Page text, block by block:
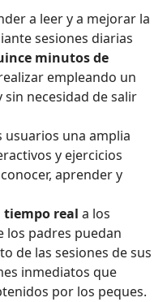
a leer y a mejorar la
sesiones diarias
minutos de
empleando un
necesidad de salir
usuarios una amplia
y ejercicios
aprender y
tiempo real a los
los padres puedan
de las sesiones de sus
inmediatos que
por los peques.